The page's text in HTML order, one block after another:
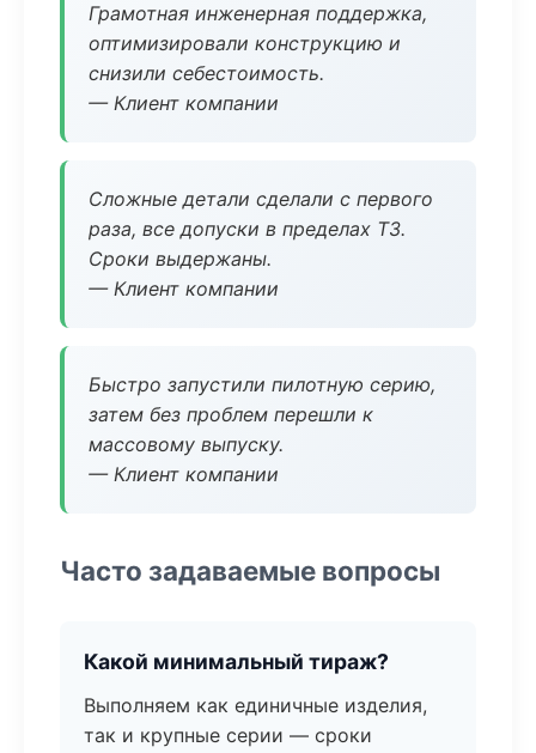
Грамотная инженерная поддержка,
оптимизировали конструкцию и
снизили себестоимость.
— Клиент компании
Сложные детали сделали с первого
раза, все допуски в пределах ТЗ.
Сроки выдержаны.
— Клиент компании
Быстро запустили пилотную серию,
затем без проблем перешли к
массовому выпуску.
— Клиент компании
Часто задаваемые вопросы
Какой минимальный тираж?
Выполняем как единичные изделия,
так и крупные серии — сроки